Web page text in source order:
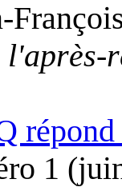
l'après-
1